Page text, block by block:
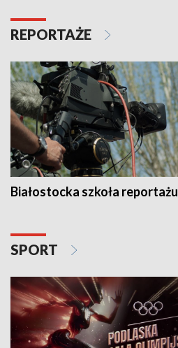
REPORTAŻE
Białostocka szkoła reportażu
SPORT